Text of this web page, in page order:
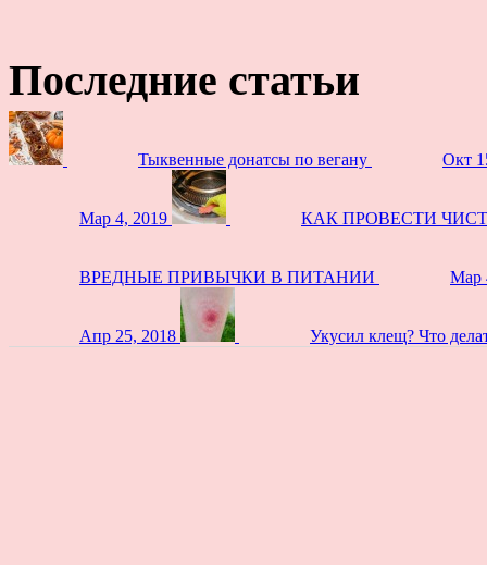
Последние статьи
Тыквенные донатсы по вегану Окт
Мар 4, 2019 КАК ПРОВЕСТИ
ВРЕДНЫЕ ПРИВЫЧКИ В ПИТАНИИ Мар
Апр 25, 2018 Укусил клещ? Что